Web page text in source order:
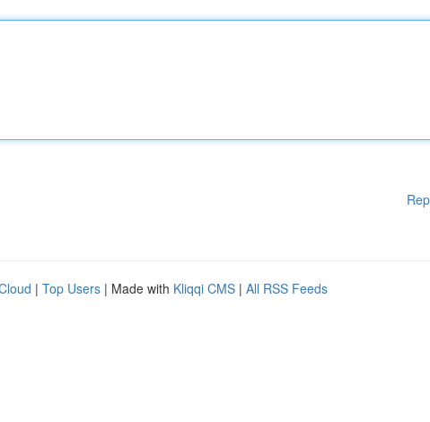
| Top Users | Made with Kliqqi CMS | All RSS Feeds